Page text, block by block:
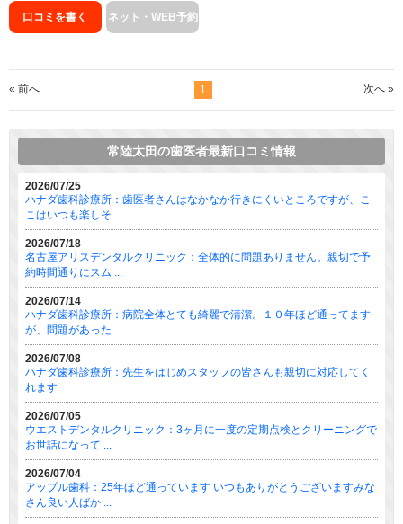
口コミを書く ネット・WEB予約
« 前へ 1 次へ »
常陸太田の歯医者最新口コミ情報
2026/07/25
ハナダ歯科診療所：歯医者さんはなかなか行きにくいところですが、こ
こはいつも楽しそ ...
2026/07/18
名古屋アリスデンタルクリニック：全体的に問題ありません。親切で予
約時間通りにスム ...
2026/07/14
ハナダ歯科診療所：病院全体とても綺麗で清潔。１０年ほど通ってます
が、問題があった ...
2026/07/08
ハナダ歯科診療所：先生をはじめスタッフの皆さんも親切に対応してく
れます
2026/07/05
ウエストデンタルクリニック：3ヶ月に一度の定期点検とクリーニングで
お世話になって ...
2026/07/04
アップル歯科：25年ほど通っています いつもありがとうございますみな
さん良い人ばか ...